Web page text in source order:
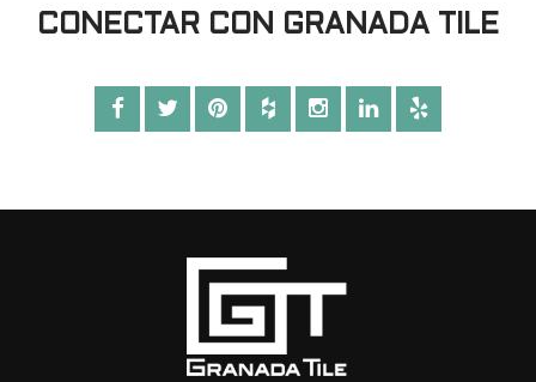
CONECTAR CON GRANADA TILE